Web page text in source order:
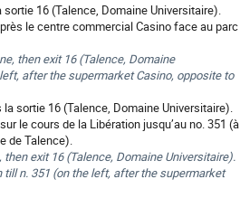
16 (Talence, Domaine Universitaire).
le centre commercial Casino face au parc
then exit 16 (Talence, Domaine
after the supermarket Casino, opposite to
sortie 16 (Talence, Domaine Universitaire).
le cours de la Libération jusqu’au no. 351 (à
de Talence).
exit 16 (Talence, Domaine Universitaire).
till n. 351 (on the left, after the supermarket